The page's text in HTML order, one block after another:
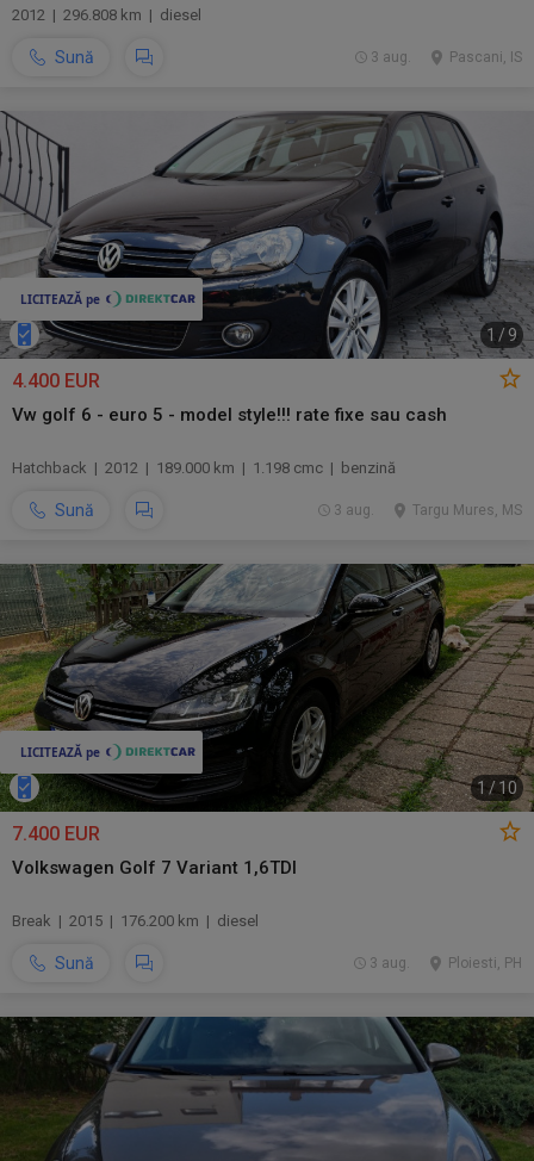
2012 | 296.808 km | diesel
Sună Pascani, IS
3 aug.
1 /9
4.400 EUR
Vw golf 6 - euro 5 - model style!!! rate fixe sau cash
Hatchback | 2012 | 189.000 km | 1.198 cmc | benzină
Sună Targu Mures, MS
3 aug.
1 /10
7.400 EUR
Volkswagen Golf 7 Variant 1,6TDI
Break | 2015 | 176.200 km | diesel
Sună Ploiesti, PH
3 aug.